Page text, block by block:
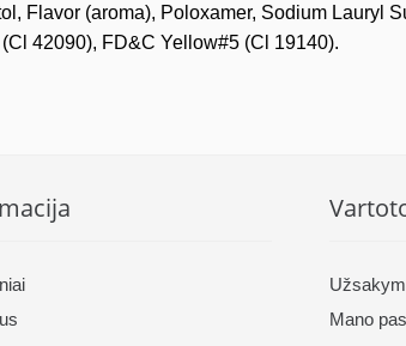
Flavor (aroma), Poloxamer, Sodium Lauryl
42090), FD&C Yellow#5 (Cl 19140).
Mano